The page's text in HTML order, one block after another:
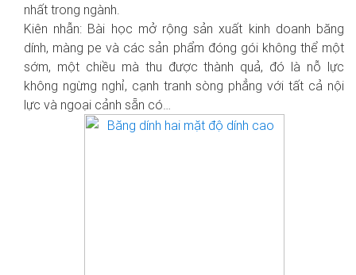
nhất trong ngành.
Kiên nhẫn: Bài học mở rộng sản xuất kinh doanh băng
dính, màng pe và các sản phẩm đóng gói không thể một
sớm, một chiều mà thu được thành quả, đó là nỗ lực
không ngừng nghỉ, cạnh tranh sòng phẳng với tất cả nội
lực và ngoại cảnh sẵn có…